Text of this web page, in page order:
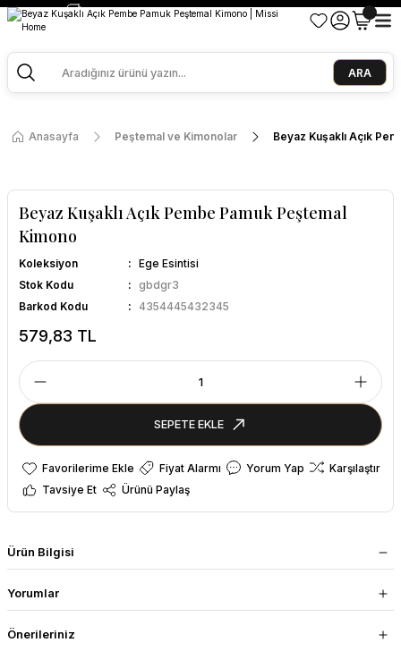
2500 TL ve Üzeri Alışverişlerde Kargo Bedava!
Missi Kokularda 3 Al 2 Öde
ARA
Anasayfa Peştemal ve Kimonolar Beyaz Kuşaklı Açık
Beyaz Kuşaklı Açık Pembe Pamuk Peştemal
Kimono
Koleksiyon
Ege Esintisi
Stok Kodu
gbdgr3
Barkod Kodu
4354445432345
579,83 TL
SEPETE EKLE
Fiyat Alarmı Yorum Yap
Karşılaştır
Tavsiye Et
Ürünü Paylaş
Ürün Bilgisi
Yorumlar
Önerileriniz